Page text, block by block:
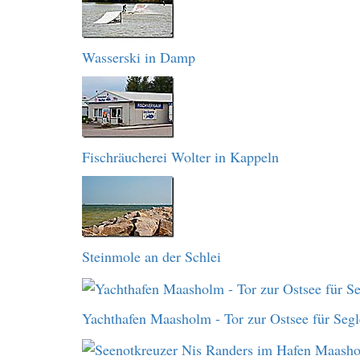
Wasserski in Damp
Fischräucherei Wolter in Kappeln
Steinmole an der Schlei
Yachthafen Maasholm - Tor zur Ostsee für